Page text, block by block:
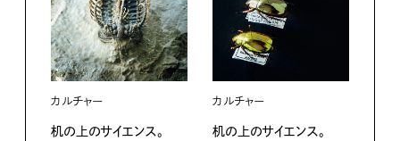
カルチャー
机の上のサイエンス。
カルチャー
机の上のサイエンス。